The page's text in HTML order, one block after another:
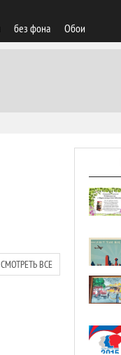
без фона Обои
СМОТРЕТЬ ВСЕ